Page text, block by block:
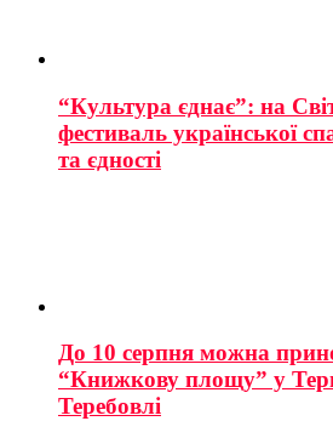
“Культура єднає”: на
фестиваль української
та єдності
До 10 серпня можна
“Книжкову площу” у
Теребовлі